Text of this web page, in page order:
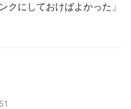
クにしておけばよかった」